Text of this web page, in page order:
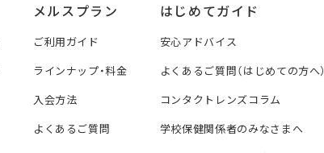
メルスプラン
ご利用ガイド
ラインナップ・料金
入会方法
よくあるご質問
はじめてガイド
安心アドバイス
よくあるご質問（はじめての方へ）
コンタクトレンズコラム
学校保健関係者のみなさまへ